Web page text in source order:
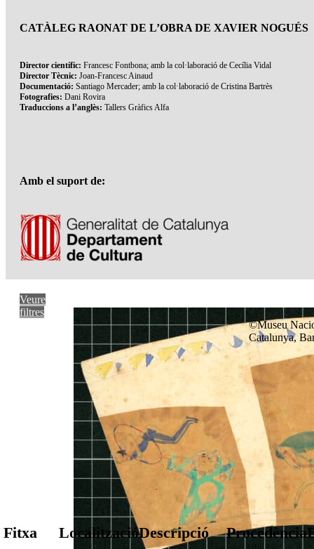
CATÀLEG RAONAT DE L’OBRA DE XAVIER NOGUÉS
Director científic: Francesc Fontbona; amb la col·laboració de Cecília Vidal
Director Tècnic: Joan-Francesc Ainaud
Documentació: Santiago Mercader; amb la col·laboració de Cristina Bartrès
Fotografies: Dani Rovira
Traduccions a l’anglès: Tallers Gràfics Alfa
Amb el suport de:
Veure
filtres
©Museu
Catalunya,
Fitxa LocalitzacióDescripció Procedència